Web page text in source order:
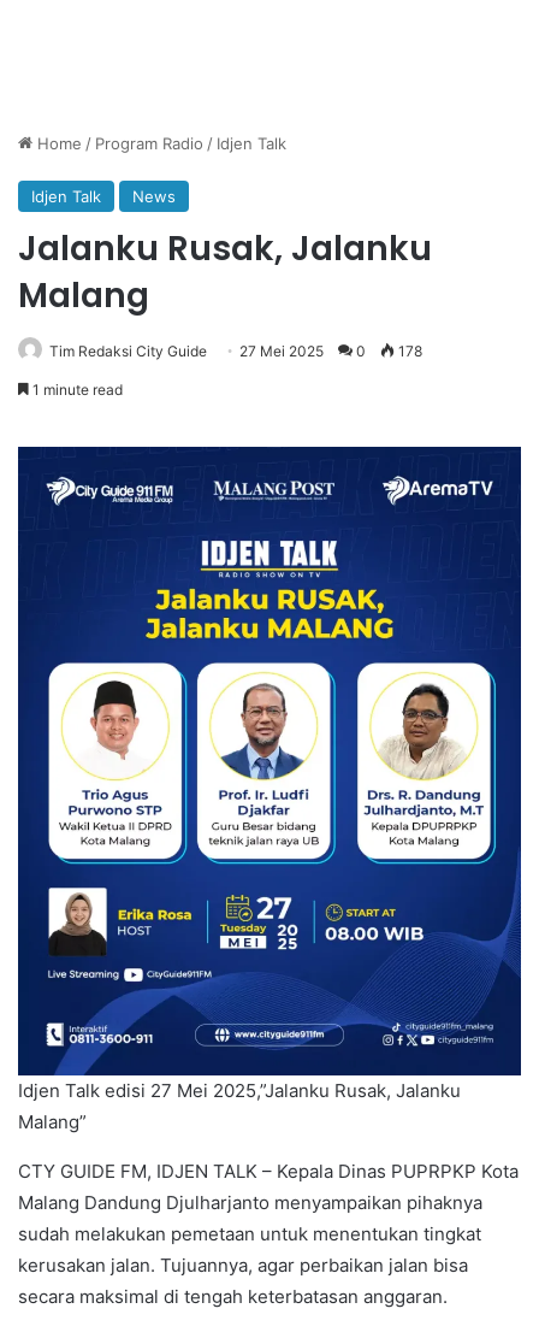
Home / Program Radio / Idjen Talk
Idjen Talk News
Jalanku Rusak, Jalanku
Malang
Tim Redaksi City Guide 27 Mei 2025 0 178
1 minute read
Idjen Talk edisi 27 Mei 2025,”Jalanku Rusak, Jalanku
Malang”
CTY GUIDE FM, IDJEN TALK – Kepala Dinas PUPRPKP Kota
Malang Dandung Djulharjanto menyampaikan pihaknya
sudah melakukan pemetaan untuk menentukan tingkat
kerusakan jalan. Tujuannya, agar perbaikan jalan bisa
secara maksimal di tengah keterbatasan anggaran.